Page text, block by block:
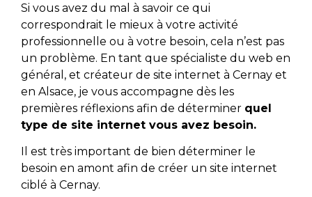
Si vous avez du mal à savoir ce qui
correspondrait le mieux à votre activité
professionnelle ou à votre besoin, cela n’est pas
un problème. En tant que spécialiste du web en
général, et créateur de site internet à Cernay et
en Alsace, je vous accompagne dès les
premières réflexions afin de déterminer quel
type de site internet vous avez besoin.
Il est très important de bien déterminer le
besoin en amont afin de créer un site internet
ciblé à Cernay.